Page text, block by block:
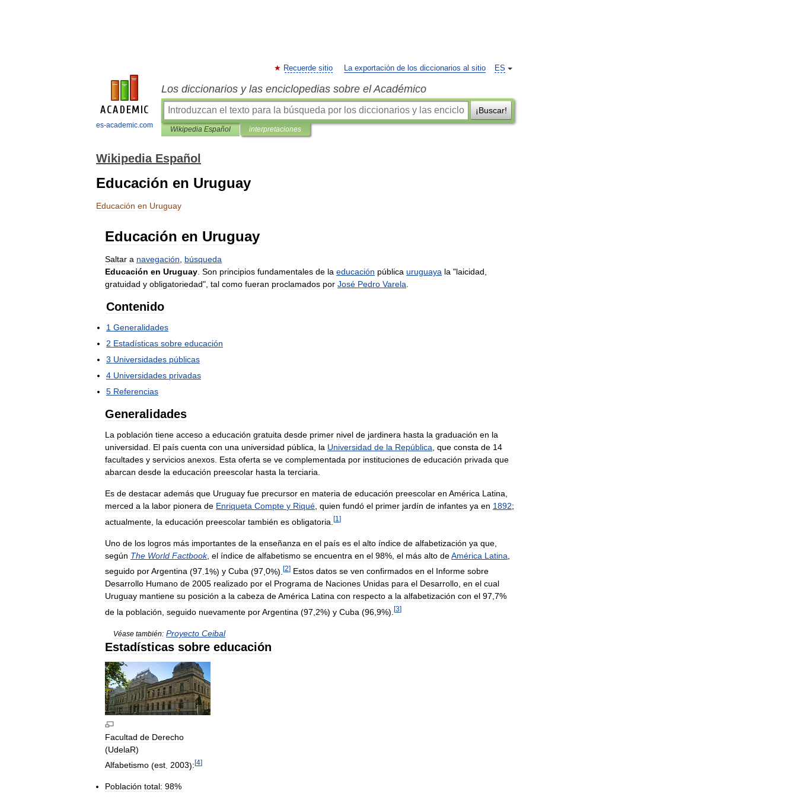
es-academic.com
ES
Recuerde sitio La exportación de los diccionarios al sitio
Los diccionarios y las enciclopedias sobre el Académico
¡Buscar!
Wikipedia Español interpretaciones
Wikipedia Español
Educación en Uruguay
Educación en Uruguay
Educación en Uruguay
Saltar a navegación
búsqueda
Educación en Uruguay Son principios fundamentales de la educación pública uruguaya la "laicidad
gratuidad y obligatoriedad", tal como fueran proclamados por José Pedro Varela
Contenido
1 Generalidades
2 Estadísticas sobre educación
3 Universidades públicas
4 Universidades privadas
5 Referencias
Generalidades
La población tiene acceso a educación gratuita desde primer nivel de jardinera hasta la graduación en la
universidad
El país cuenta con una universidad pública la Universidad de la República que consta de 14
facultades y servicios anexos Esta oferta se ve complementada por instituciones de educación privada que
abarcan desde la educación preescolar hasta la terciaria
Es de destacar además que Uruguay fue precursor en materia de educación preescolar en América Latina
merced a la labor pionera de Enriqueta Compte y Riqué quien fundó el primer jardín de infantes ya en 1892;
actualmente la educación preescolar también es obligatoria [1 ]
Uno de los logros más importantes de la enseñanza en el país es el alto índice de alfabetización ya que
según The World Factbook, el índice de alfabetismo se encuentra en el 98%, el más alto deAmérica Latina
seguido porArgentina (97 1%) y Cuba (97 0%). [2] Estos datos se ven confirmados en el Informe sobre
Desarrollo Humano de 2005 realizado por el Programa de Naciones Unidas para el Desarrollo, en el cual
Uruguay mantiene su posición a la cabeza deAmérica Latina con respecto a la alfabetización con el 97,7%
de la población seguido nuevamente porArgentina (97 2%) y Cuba (96 9%). [3]
Véase también: Proyecto Ceibal
Estadísticas sobre educación
Facultad de Derecho
(UdelaR)
Alfabetismo (est 2003):[4]
Población total: 98%